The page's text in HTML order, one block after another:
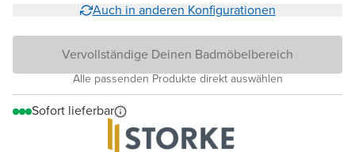
Auch in anderen Konfigurationen
Vervollständige Deinen Badmöbelbereich
Alle passenden Produkte direkt auswählen
Sofort lieferbar